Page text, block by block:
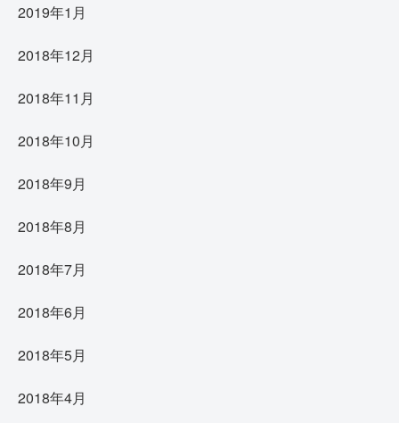
2019年1月
2018年12月
2018年11月
2018年10月
2018年9月
2018年8月
2018年7月
2018年6月
2018年5月
2018年4月